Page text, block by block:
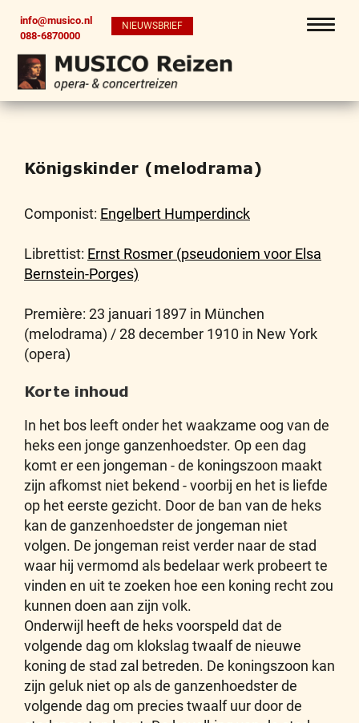
info@musico.nl
088-6870000
NIEUWSBRIEF
Königskinder (melodrama)
Componist: Engelbert Humperdinck
Librettist: Ernst Rosmer (pseudoniem voor Elsa
Bernstein-Porges)
Première: 23 januari 1897 in München
(melodrama) / 28 december 1910 in New York
(opera)
Korte inhoud
In het bos leeft onder het waakzame oog van de
heks een jonge ganzenhoedster. Op een dag
komt er een jongeman - de koningszoon maakt
zijn afkomst niet bekend - voorbij en het is liefde
op het eerste gezicht. Door de ban van de heks
kan de ganzenhoedster de jongeman niet
volgen. De jongeman reist verder naar de stad
waar hij vermomd als bedelaar werk probeert te
vinden en uit te zoeken hoe een koning recht zou
kunnen doen aan zijn volk.
Onderwijl heeft de heks voorspeld dat de
volgende dag om klokslag twaalf de nieuwe
koning de stad zal betreden. De koningszoon kan
zijn geluk niet op als de ganzenhoedster de
volgende dag om precies twaalf uur door de